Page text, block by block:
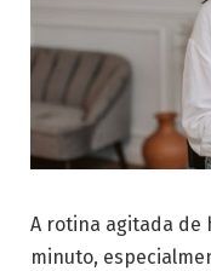
A rotina agitada de
minuto,